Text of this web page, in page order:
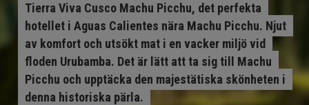
Tierra Viva Cusco Machu Picchu, det perfekta
hotellet i Aguas Calientes nära Machu Picchu. Njut
av komfort och utsökt mat i en vacker miljö vid
floden Urubamba. Det är lätt att ta sig till Machu
Picchu och upptäcka den majestätiska skönheten i
denna historiska pärla.